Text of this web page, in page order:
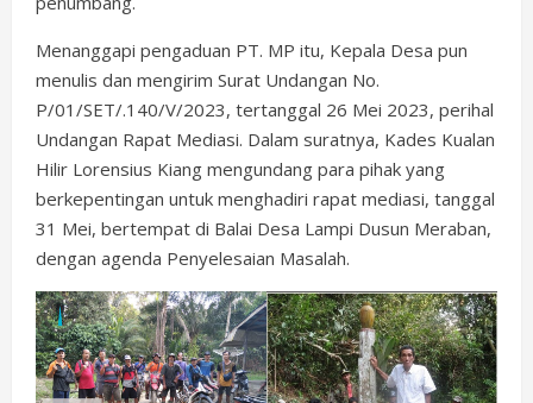
Menanggapi pengaduan PT. MP itu, Kepala Desa pun
menulis dan mengirim Surat Undangan No.
P/01/SET/.140/V/2023, tertanggal 26 Mei 2023, perihal
Undangan Rapat Mediasi. Dalam suratnya, Kades Kualan
Hilir Lorensius Kiang mengundang para pihak yang
berkepentingan untuk menghadiri rapat mediasi, tanggal
31 Mei, bertempat di Balai Desa Lampi Dusun Meraban,
dengan agenda Penyelesaian Masalah.